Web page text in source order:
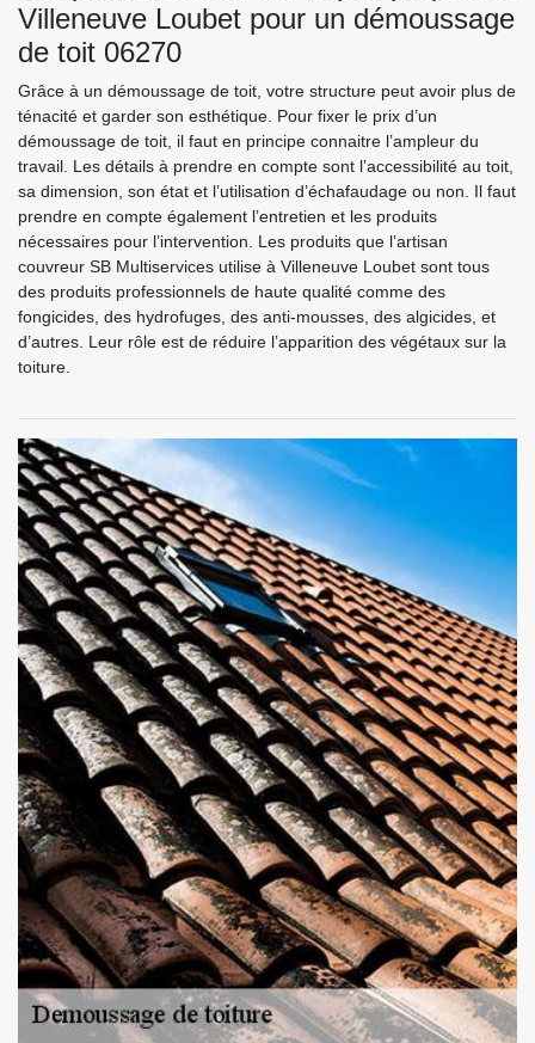
Villeneuve Loubet pour un démoussage
de toit 06270
Grâce à un démoussage de toit, votre structure peut avoir plus de
ténacité et garder son esthétique. Pour fixer le prix d’un
démoussage de toit, il faut en principe connaitre l’ampleur du
travail. Les détails à prendre en compte sont l’accessibilité au toit,
sa dimension, son état et l’utilisation d’échafaudage ou non. Il faut
prendre en compte également l’entretien et les produits
nécessaires pour l’intervention. Les produits que l’artisan
couvreur SB Multiservices utilise à Villeneuve Loubet sont tous
des produits professionnels de haute qualité comme des
fongicides, des hydrofuges, des anti-mousses, des algicides, et
d’autres. Leur rôle est de réduire l’apparition des végétaux sur la
toiture.